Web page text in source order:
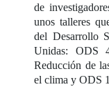
de
unos talleres
del Desarrollo
Unidas: ODS
Reducción de
el clima y ODS